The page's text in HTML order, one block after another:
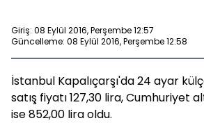
Giriş: 08 Eylül 2016, Perşembe 12:57
Güncelleme: 08 Eylül 2016, Perşembe 12:58
İstanbul Kapalıçarşı'da 24 ayar
satış fiyatı 127,30 lira, Cumhuriyet
ise 852,00 lira oldu.